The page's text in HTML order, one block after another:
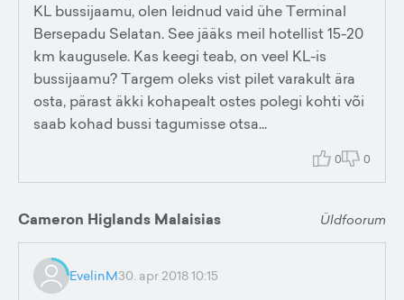
KL bussijaamu, olen leidnud vaid ühe Terminal
Bersepadu Selatan. See jääks meil hotellist 15-20
km kaugusele. Kas keegi teab, on veel KL-is
bussijaamu? Targem oleks vist pilet varakult ära
osta, pärast äkki kohapealt ostes polegi kohti või
saab kohad bussi tagumisse otsa...
0 0
Cameron Higlands Malaisias Üldfoorum
EvelinM30. apr 2018 10:15